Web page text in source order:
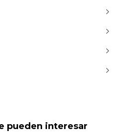
pueden interesar